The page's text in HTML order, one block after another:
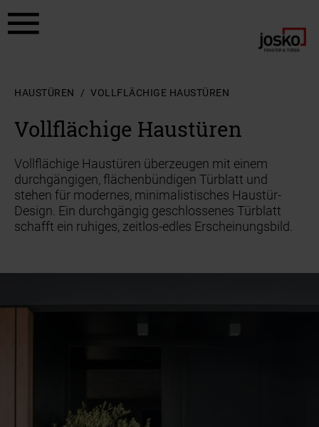
HAUSTÜREN VOLLFLÄCHIGE HAUSTÜREN
Vollflächige Haustüren
Vollflächige Haustüren überzeugen mit einem
durchgängigen, flächenbündigen Türblatt und
stehen für modernes, minimalistisches Haustür-
Design. Ein durchgängig geschlossenes Türblatt
schafft ein ruhiges, zeitlos-edles Erscheinungsbild.